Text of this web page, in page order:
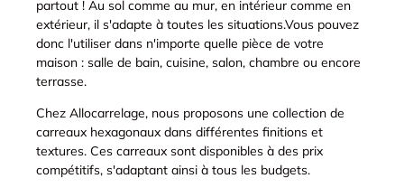
partout ! Au sol comme au mur, en intérieur comme en
extérieur, il s'adapte à toutes les situations.Vous pouvez
donc l'utiliser dans n'importe quelle pièce de votre
maison : salle de bain, cuisine, salon, chambre ou encore
terrasse.
Chez Allocarrelage, nous proposons une collection de
carreaux hexagonaux dans différentes finitions et
textures. Ces carreaux sont disponibles à des prix
compétitifs, s'adaptant ainsi à tous les budgets.